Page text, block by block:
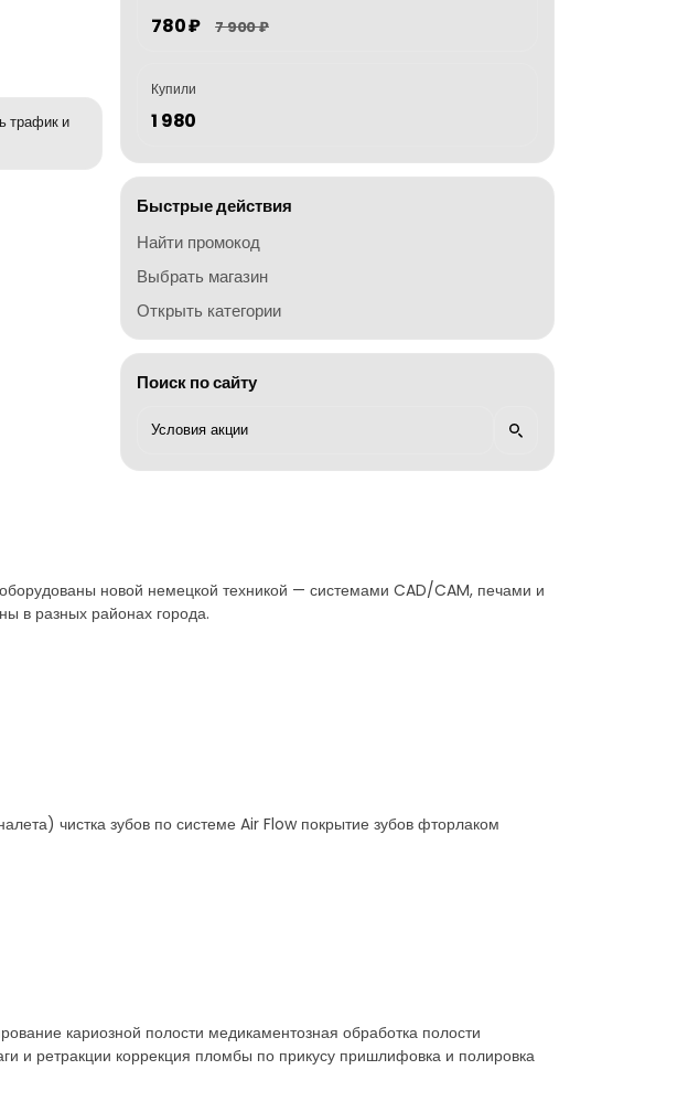
трафик и
780 ₽ 7 900 ₽
Купили
1 980
Быстрые действия
Найти промокод
Выбрать магазин
Открыть категории
Поиск по сайту
новой немецкой техникой — системами CAD/CAM, печами и
в разных районах города.
чистка зубов по системе Air Flow покрытие зубов фторлаком
кариозной полости медикаментозная обработка полости
и ретракции коррекция пломбы по прикусу пришлифовка и полировка